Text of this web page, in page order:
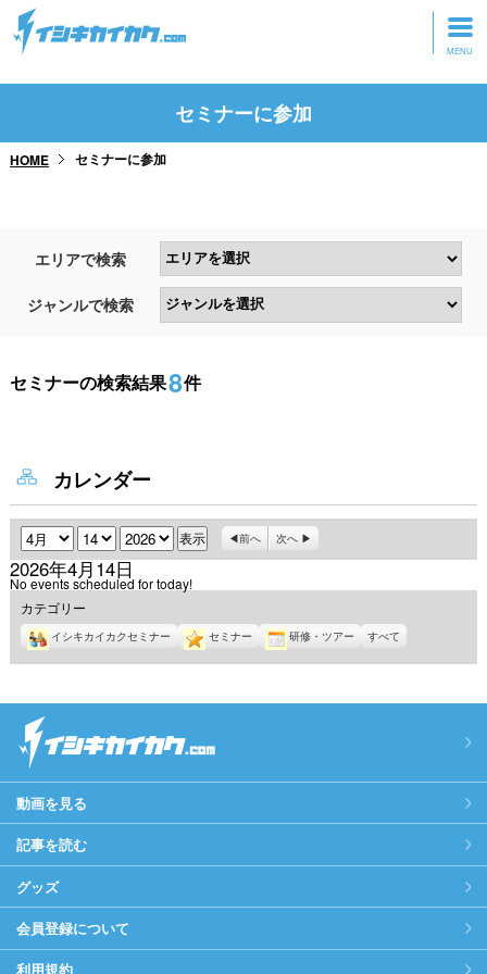
トップページ
研修・ツアーに参加
セミナーに参加
HOME セミナーに参加
エリアで検索
ジャンルで検索
セミナーの検索結果8件
カレンダー
月 日 年 前へ 次へ
2026年4月14日
No events scheduled for today!
カテゴリー
イシキカイカクセミナー セミナー 研修・ツアー すべて
動画を見る
記事を読む
グッズ
会員登録について